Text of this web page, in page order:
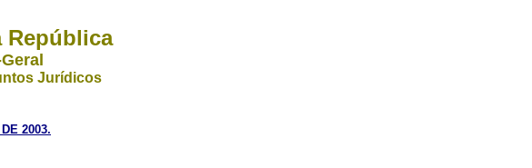
República
Jurídicos
2003.